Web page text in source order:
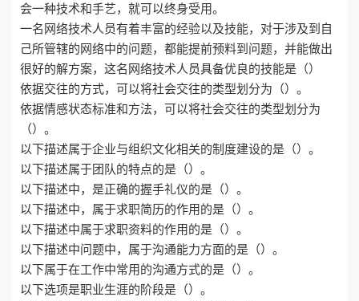
会一种技术和手艺，就可以终身受用。
一名网络技术人员有着丰富的经验以及技能，对于涉及到自
己所管辖的网络中的问题，都能提前预料到问题，并能做出
很好的解方案，这名网络技术人员具备优良的技能是（）
依据交往的方式，可以将社会交往的类型划分为（）。
依据情感状态标准和方法，可以将社会交往的类型划分为
（）。
以下描述属于企业与组织文化相关的制度建设的是（）。
以下描述属于团队的特点的是（）。
以下描述中，是正确的握手礼仪的是（）。
以下描述中，属于求职简历的作用的是（）。
以下描述中属于求职资料的作用的是（）。
以下描述中问题中，属于沟通能力方面的是（）。
以下属于在工作中常用的沟通方式的是（）。
以下选项是职业生涯的阶段是（）。